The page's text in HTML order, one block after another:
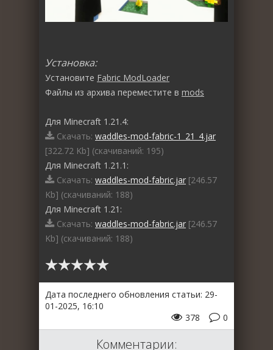
Установка:
Установите Fabric ModLoader
Файлы из архива переместите в mods
Для Minecraft 1.21.4:
Скачать: waddles-mod-fabric-1_21_4.jar
[322.72 Kb] (cкачиваний: 195)
Для Minecraft 1.21.1:
Скачать: waddles-mod-fabric.jar [246.57
Kb] (cкачиваний: 188)
Для Minecraft 1.21:
Скачать: waddles-mod-fabric.jar [246.57
Kb] (cкачиваний: 188)
Дата последнего обновления статьи: 29-
01-2025, 16:10
0
378
Комментарии: